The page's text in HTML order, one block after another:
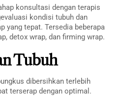
konsultasi dengan terapis
kondisi tubuh dan
yang tepat. Tersedia beberapa
detox wrap, dan firming wrap.
Tubuh
dibersihkan terlebih
terserap dengan optimal.